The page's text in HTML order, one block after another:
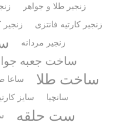
زنجیر طلا و جواهر
زنجیر کارتیه فانتزی
زنجیر
زنجیر مردانه
ساخت جعبه
ساخت طلا
ساعا
سانچیا
سایز
ست حلقه